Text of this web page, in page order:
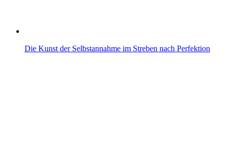
Die Kunst der Selbstannahme im Streben nach Perfektion